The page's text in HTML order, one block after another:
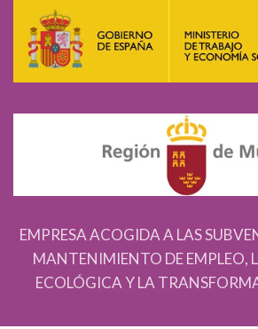
EMPRESA ACOGIDA A LAS
MANTENIMIENTO DE EMPLEO,
ECOLÓGICA Y LA